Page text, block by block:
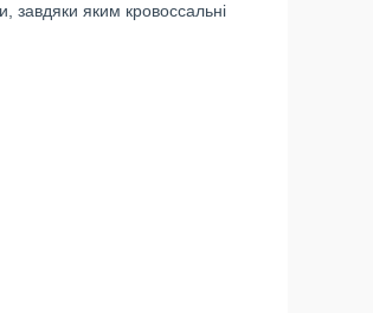
завдяки яким кровоссальні